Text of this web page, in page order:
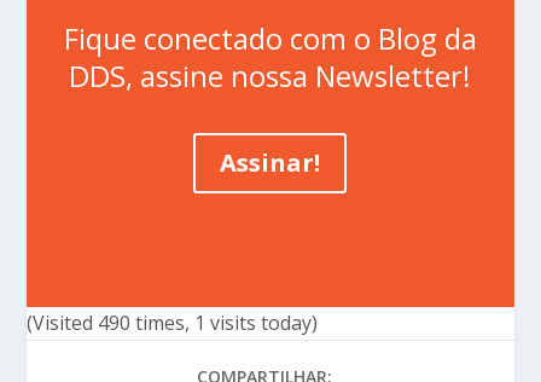
Fique conectado com o Blog da
DDS, assine nossa Newsletter!
Assinar!
(Visited 490 times, 1 visits today)
COMPARTILHAR: